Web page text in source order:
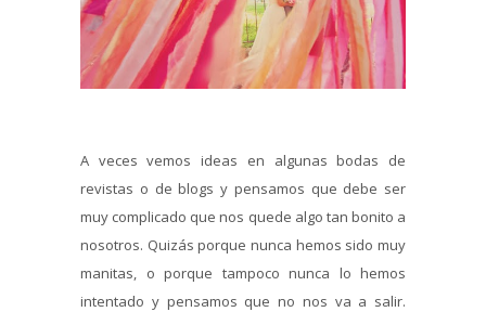
A veces vemos ideas en algunas bodas de
revistas o de blogs y pensamos que debe ser
muy complicado que nos quede algo tan bonito a
nosotros. Quizás porque nunca hemos sido muy
manitas, o porque tampoco nunca lo hemos
intentado y pensamos que no nos va a salir.